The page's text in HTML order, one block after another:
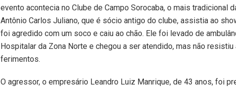
evento acontecia no Clube de Campo Sorocaba, o mais tradicional
Antônio Carlos Juliano, que é sócio antigo do clube, assistia ao
foi agredido com um soco e caiu ao chão. Ele foi levado de
Hospitalar da Zona Norte e chegou a ser atendido, mas não
ferimentos.
O agressor, o empresário Leandro Luiz Manrique, de 43 anos, foi